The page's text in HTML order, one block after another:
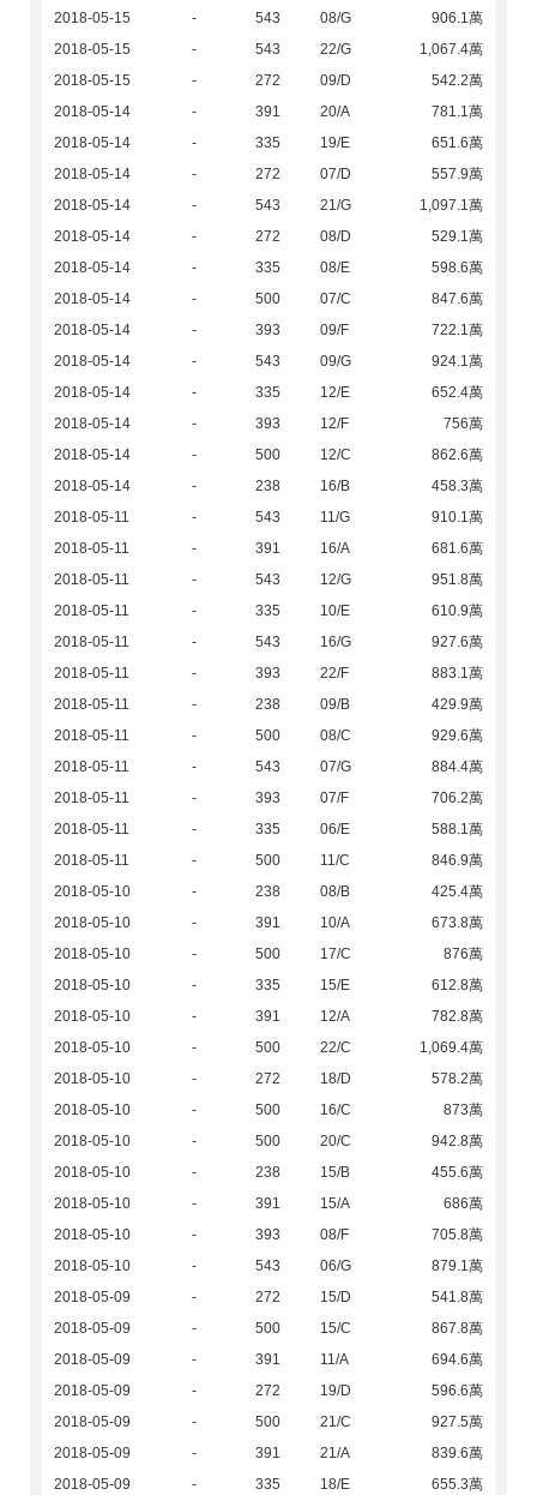
2018-05-15
- 543 08/G
906.1萬
2018-05-15
- 543 22/G
1,067.4萬
2018-05-15
- 272 09/D
542.2萬
2018-05-14
- 391 20/A
781.1萬
2018-05-14
- 335 19/E
651.6萬
2018-05-14
- 272 07/D
557.9萬
2018-05-14
- 543 21/G
1,097.1萬
2018-05-14
- 272 08/D
529.1萬
2018-05-14
- 335 08/E
598.6萬
2018-05-14
- 500 07/C
847.6萬
2018-05-14
- 393 09/F
722.1萬
2018-05-14
- 543 09/G
924.1萬
2018-05-14
- 335 12/E
652.4萬
2018-05-14
- 393 12/F
756萬
2018-05-14
- 500 12/C
862.6萬
2018-05-14
- 238 16/B
458.3萬
2018-05-11
- 543 11/G
910.1萬
2018-05-11
- 391 16/A
681.6萬
2018-05-11
- 543 12/G
951.8萬
2018-05-11
- 335 10/E
610.9萬
2018-05-11
- 543 16/G
927.6萬
2018-05-11
- 393 22/F
883.1萬
2018-05-11
- 238 09/B
429.9萬
2018-05-11
- 500 08/C
929.6萬
2018-05-11
- 543 07/G
884.4萬
2018-05-11
- 393 07/F
706.2萬
2018-05-11
- 335 06/E
588.1萬
2018-05-11
- 500 11/C
846.9萬
2018-05-10
- 238 08/B
425.4萬
2018-05-10
- 391 10/A
673.8萬
2018-05-10
- 500 17/C
876萬
2018-05-10
- 335 15/E
612.8萬
2018-05-10
- 391 12/A
782.8萬
2018-05-10
- 500 22/C
1,069.4萬
2018-05-10
- 272 18/D
578.2萬
2018-05-10
- 500 16/C
873萬
2018-05-10
- 500 20/C
942.8萬
2018-05-10
- 238 15/B
455.6萬
2018-05-10
- 391 15/A
686萬
2018-05-10
- 393 08/F
705.8萬
2018-05-10
- 543 06/G
879.1萬
2018-05-09
- 272 15/D
541.8萬
2018-05-09
- 500 15/C
867.8萬
2018-05-09
- 391 11/A
694.6萬
2018-05-09
- 272 19/D
596.6萬
2018-05-09
- 500 21/C
927.5萬
2018-05-09
- 391 21/A
839.6萬
2018-05-09
- 335 18/E
655.3萬